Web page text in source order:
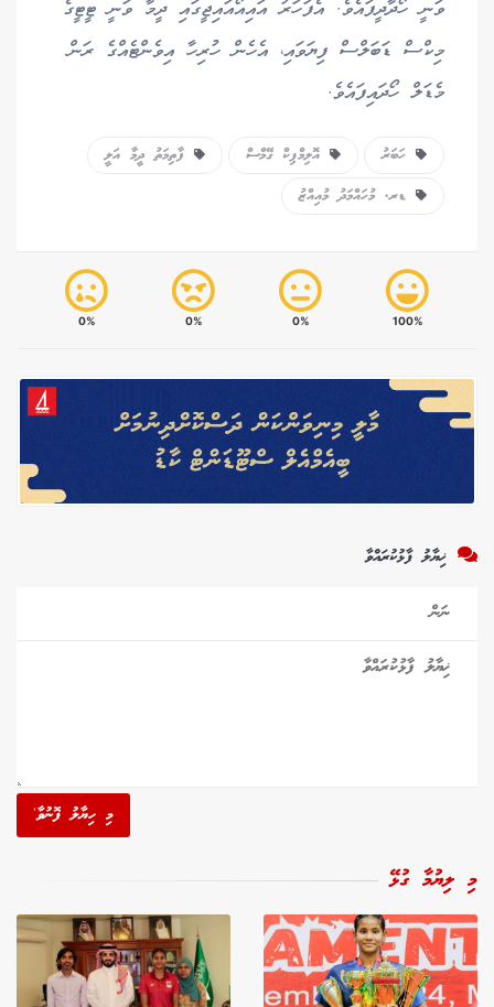
ވަނީ ހޯދާދީފައެވެ. އެފަހަރު އައިއޯއައިޖީގައި ދީމާ ވަނީ ޓީޓީގެ
މިކްސް ޑަބަލްސް ފިޔަވައި، އެހެން ހުރިހާ އިވެންޓެއްގެ ރަން
މެޑަލް ހޯދައިފައެވެ.
ހަބަރު އޮލިމްޕިކް ގޭމްސް
ފާތިމަތު ދީމާ އަލީ
ޑރ. މުހައްމަދު މުއިއްޒު
100%
0%
0%
0%
ޚިޔާލު ފާޅުކުރައްވާ
މި ހިޔާލު ފޮނުވާ'
މި ލިޔުމާ ގުޅޭ